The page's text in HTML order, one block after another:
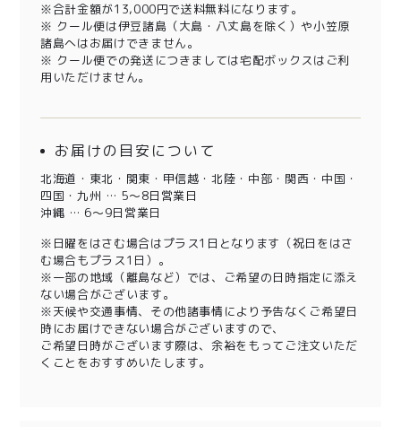
※合計金額が13,000円で送料無料になります。
※ クール便は伊豆諸島（大島・八丈島を除く）や小笠原
諸島へはお届けできません。
※ クール便での発送につきましては宅配ボックスはご利
用いただけません。
お届けの目安について
北海道・東北・関東・甲信越・北陸・中部・関西・中国・
四国・九州 … 5～8日営業日
沖縄 … 6～9日営業日
※日曜をはさむ場合はプラス1日となります（祝日をはさ
む場合もプラス1日）。
※一部の地域（離島など）では、ご希望の日時指定に添え
ない場合がございます。
※天候や交通事情、その他諸事情により予告なくご希望日
時にお届けできない場合がございますので、
ご希望日時がございます際は、余裕をもってご注文いただ
くことをおすすめいたします。